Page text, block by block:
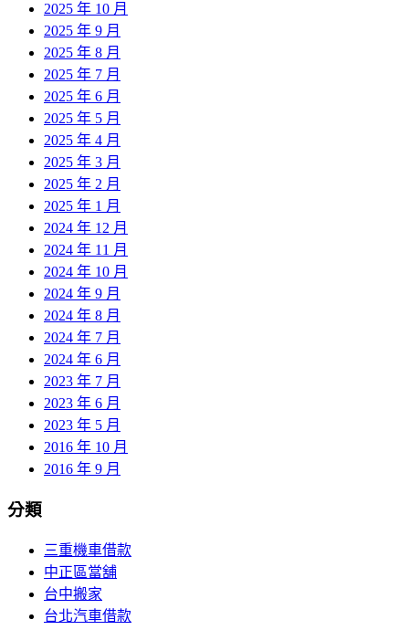
2025 年 10 月
2025 年 9 月
2025 年 8 月
2025 年 7 月
2025 年 6 月
2025 年 5 月
2025 年 4 月
2025 年 3 月
2025 年 2 月
2025 年 1 月
2024 年 12 月
2024 年 11 月
2024 年 10 月
2024 年 9 月
2024 年 8 月
2024 年 7 月
2024 年 6 月
2023 年 7 月
2023 年 6 月
2023 年 5 月
2016 年 10 月
2016 年 9 月
分類
三重機車借款
中正區當舖
台中搬家
台北汽車借款